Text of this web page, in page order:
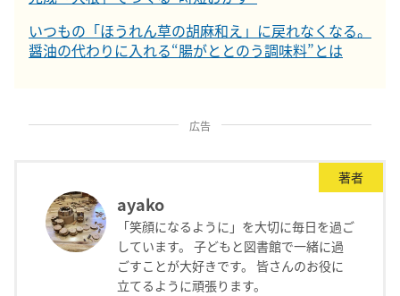
いつもの「ほうれん草の胡麻和え」に戻れなくなる。
醤油の代わりに入れる“腸がととのう調味料”とは
広告
著者
ayako
「笑顔になるように」を大切に毎日を過ご
しています。 子どもと図書館で一緒に過
ごすことが大好きです。 皆さんのお役に
立てるように頑張ります。